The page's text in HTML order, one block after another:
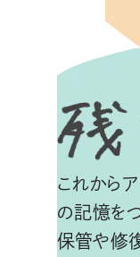
これから
の記憶を
保管や修